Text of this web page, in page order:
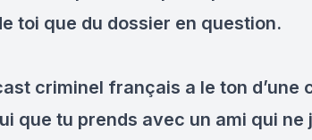
toi que du dossier en question.
criminel français a le ton d’une
que tu prends avec un ami qui ne